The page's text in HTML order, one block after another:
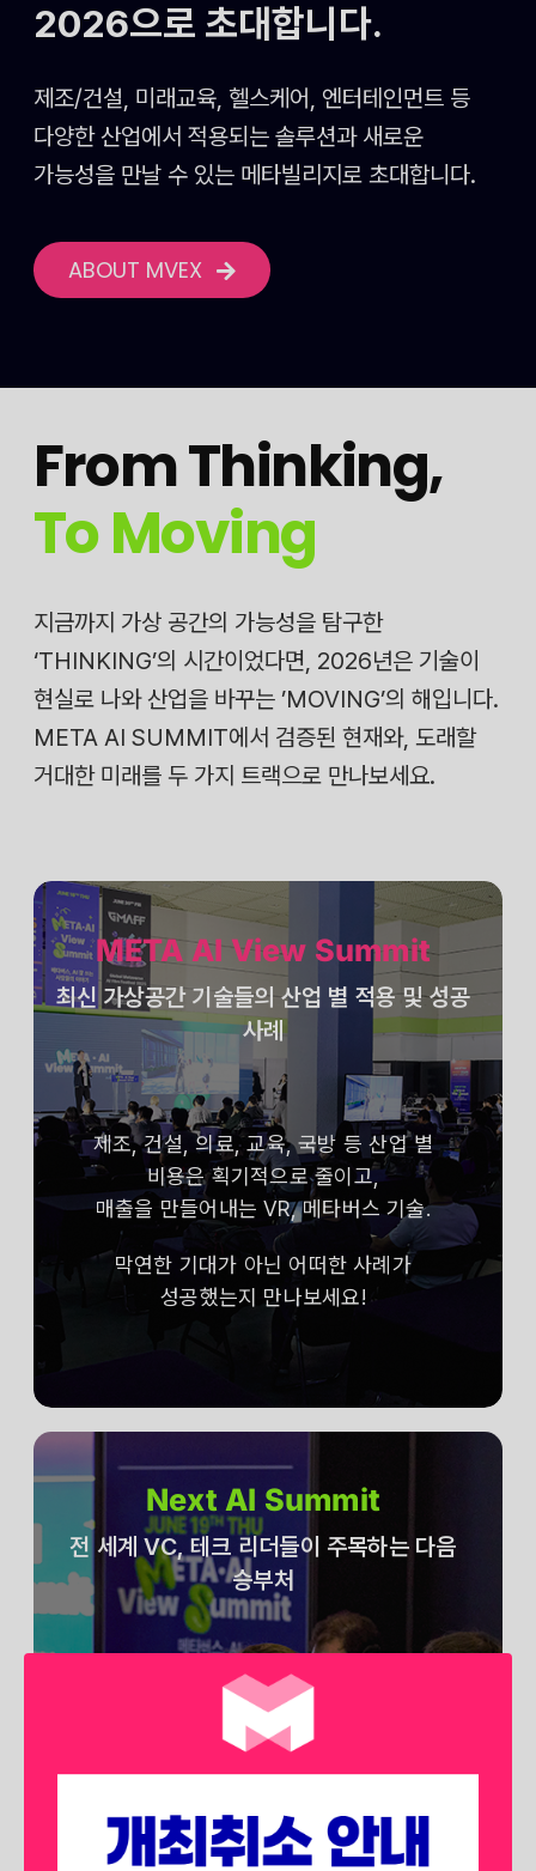
2026으로 초대합니다.
제조/건설, 미래교육, 헬스케어, 엔터테인먼트 등
다양한 산업에서 적용되는 솔루션과 새로운
가능성을만날 수 있는 메타빌리지로 초대합니다.
ABOUT MVEX
From Thinking,
To Moving
지금까지 가상 공간의 가능성을 탐구한
‘THINKING’의 시간이었다면, 2026년은 기술이
현실로 나와 산업을 바꾸는 ’MOVING’의 해입니다.
META AI SUMMIT에서 검증된 현재와, 도래할
거대한 미래를 두 가지 트랙으로 만나보세요.
META AI View Summit
최신 가상공간 기술들의 산업 별 적용 및 성공
사례
제조, 건설, 의료, 교육, 국방 등 산업 별
비용은 획기적으로 줄이고,
매출을 만들어내는 VR, 메타버스 기술.
막연한 기대가 아닌 어떠한 사례가
성공했는지 만나보세요!
Next AI Summit
전 세계 VC, 테크 리더들이 주목하는 다음
승부처
전 세계 벤처 캐피탈, 테크 리더들은
어떤 분야에 승부를 던지고 있을 까요?
생성형 AI를 넘어 에이전트 AI, 피지컬
AI 등
차후 시장에서 각광받을 확실한 미래를